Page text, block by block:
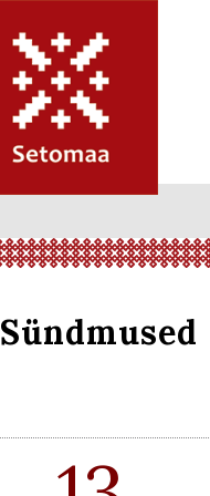
Sündmused